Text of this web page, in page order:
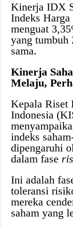
Kinerja IDX
Indeks
menguat
yang tumbuh
sama.
Kinerja
Melaju,
Kepala Riset
Indonesia
indeks
dipengaruhi
dalam fase
Ini adalah
toleransi
mereka
saham yang